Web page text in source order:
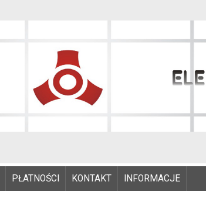
PŁATNOŚCI KONTAKT INFORMACJE